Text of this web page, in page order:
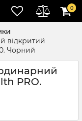
0
відкритий
Чорний
PRO.